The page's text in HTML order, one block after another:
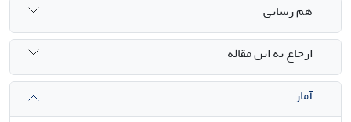
هم رسانی
ارجاع به این مقاله
آمار